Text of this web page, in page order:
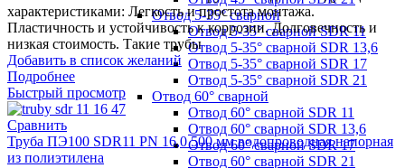
Отвод 5-35° сварной
Отвод 5-35° сварной SDR 11
Отвод 5-35° сварной SDR 13,6
Отвод 5-35° сварной SDR 17
Отвод 5-35° сварной SDR 21
Отвод 60° сварной
Отвод 60° сварной SDR 11
Отвод 60° сварной SDR 13,6
Отвод 60° сварной SDR 17
Отвод 60° сварной SDR 21
характеристиками: Легкость и простота монтажа.
Пластичность и устойчивость к коррозии. Долговечность и
низкая стоимость. Такие трубы
Добавить в список желаний
Подробнее
Быстрый просмотр
Сравнить
Труба ПЭ100 SDR11 PN 16,0 500 мм водопроводная напорная
из полиэтилена